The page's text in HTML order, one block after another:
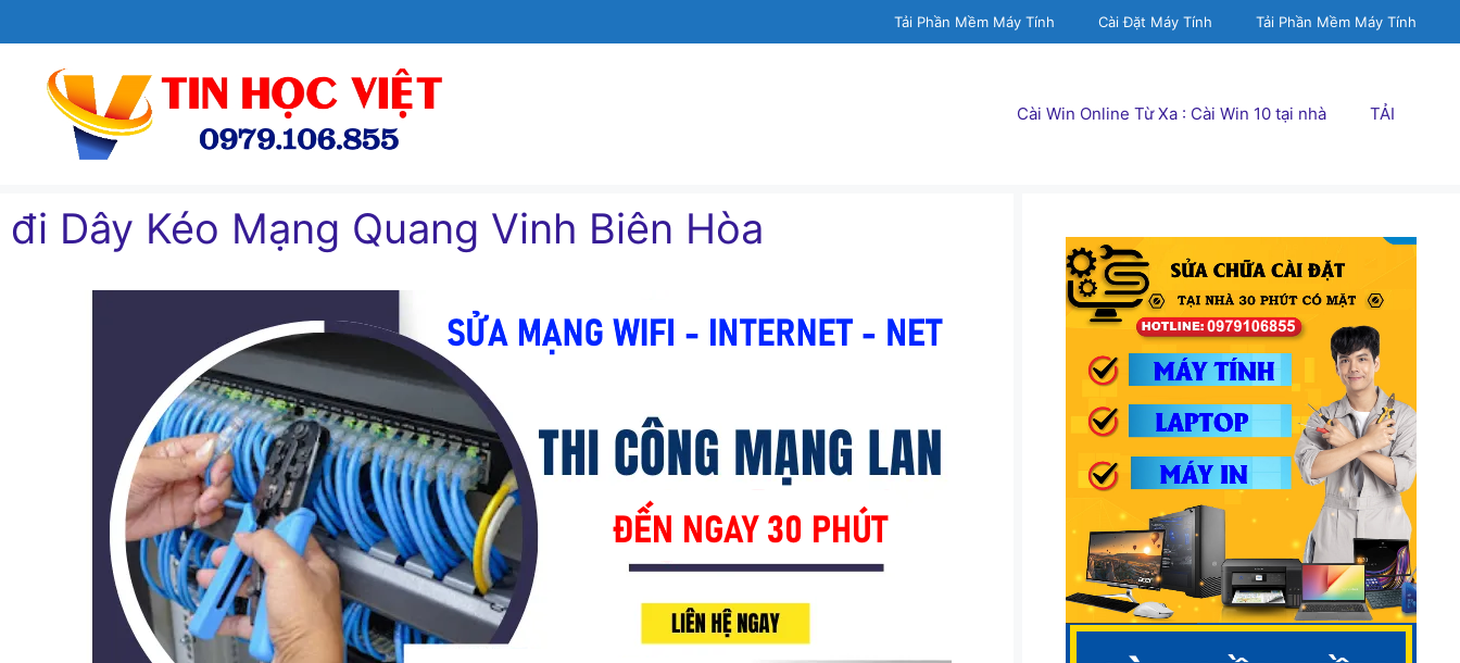
đến
Tải Phần Mềm Máy Tính Cài Đặt Máy Tính Tải Phần Mềm Máy Tính
Cài Win Online Từ Xa : Cài Win 10 tại nhà TẢI
đi Dây Kéo Mạng Quang Vinh Biên Hòa